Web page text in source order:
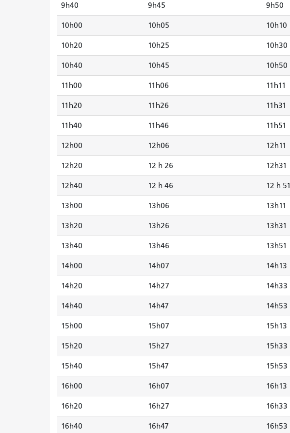
9h40 9h45 9h50
10h00 10h05 10h10
10h20 10h25 10h30
10h40 10h45 10h50
11h00 11h06 11h11
11h20 11h26 11h31
11h40 11h46 11h51
12h00 12h06 12h11
12h20 12 h 26 12h31
12h40 12 h 46 12 h 51
13h00 13h06 13h11
13h20 13h26 13h31
13h40 13h46 13h51
14h00 14h07 14h13
14h20 14h27 14h33
14h40 14h47 14h53
15h00 15h07 15h13
15h20 15h27 15h33
15h40 15h47 15h53
16h00 16h07 16h13
16h20 16h27 16h33
16h40 16h47 16h53